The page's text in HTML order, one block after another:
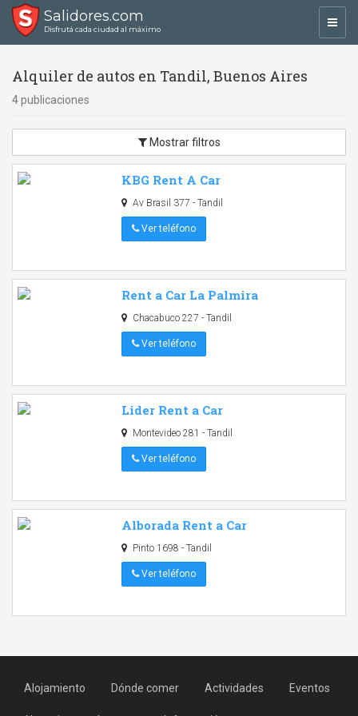
Salidores.com
Disfrutá cada ciudad al máximo
Alquiler de autos en Tandil, Buenos Aires
4 publicaciones
Mostrar filtros
KBG Rent A Car
Av Brasil 377 - Tandil
Ver teléfono
Rent a Car La Palmira
Chacabuco 227 - Tandil
Ver teléfono
Lider Rent a Car
Montevideo 281 - Tandil
Ver teléfono
Alborada Rent a Car
Pinto 1698 - Tandil
Ver teléfono
Alojamiento Dónde comer Actividades Eventos